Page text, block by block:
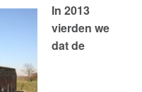
In 2013
vierden we
dat de